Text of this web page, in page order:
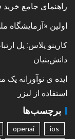
راهنمای جامع خرید
اولین
کارینو پلاس: پل
دانش‌بنیان
ایده ی نوآورانه
استفاده از لیزر
برچسب‌ها
ios
openai